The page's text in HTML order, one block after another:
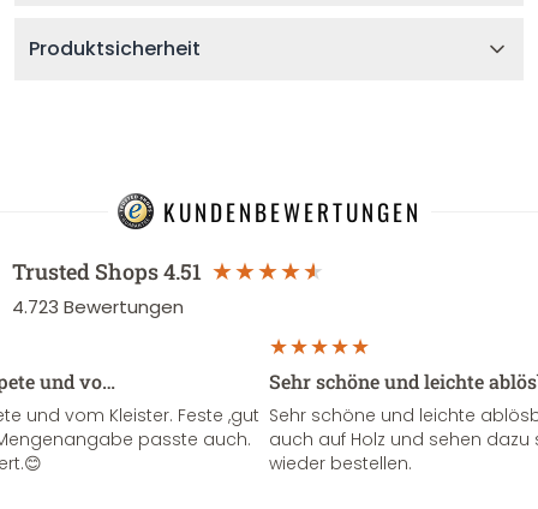
Produktsicherheit
KUNDENBEWERTUNGEN
Trusted Shops4.51
4.723 Bewertungen
und vo…
und vom Kleister. Feste ,gut
passte auch.
Sehr schöne und leichte
Sehr schöne und leichte
auch auf Holz und sehen
wieder bestellen.